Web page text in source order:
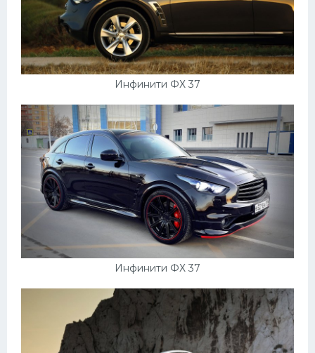
Инфинити ФХ 37
Инфинити ФХ 37
ЛУАЗ
Ситроен
Опель
Подводные лодки
Митсубиси
Киа
Танки
Крайслер
Порше
Комплектующие